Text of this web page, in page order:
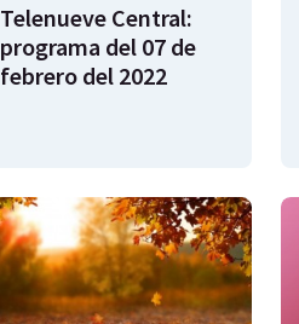
Telenueve Central:
programa del 07 de
febrero del 2022